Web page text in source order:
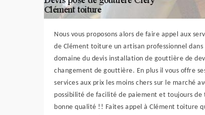
Nous vous proposons alors de faire appel aux
de Clément toiture un artisan professionnel dans
domaine du devis installation de gouttière de
changement de gouttière. En plus il vous offre
services aux prix les moins chers sur le marché
possibilité de facilité de paiement et toujours de
bonne qualité !! Faites appel à Clément toiture